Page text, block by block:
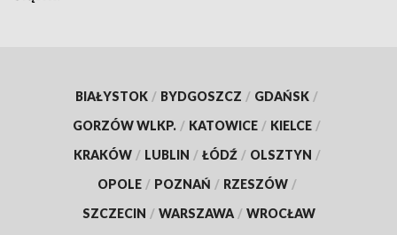
BIAŁYSTOK / BYDGOSZCZ / GDAŃSK /
GORZÓW WLKP. / KATOWICE / KIELCE /
KRAKÓW / LUBLIN / ŁÓDŹ / OLSZTYN /
OPOLE / POZNAŃ / RZESZÓW /
SZCZECIN / WARSZAWA / WROCŁAW